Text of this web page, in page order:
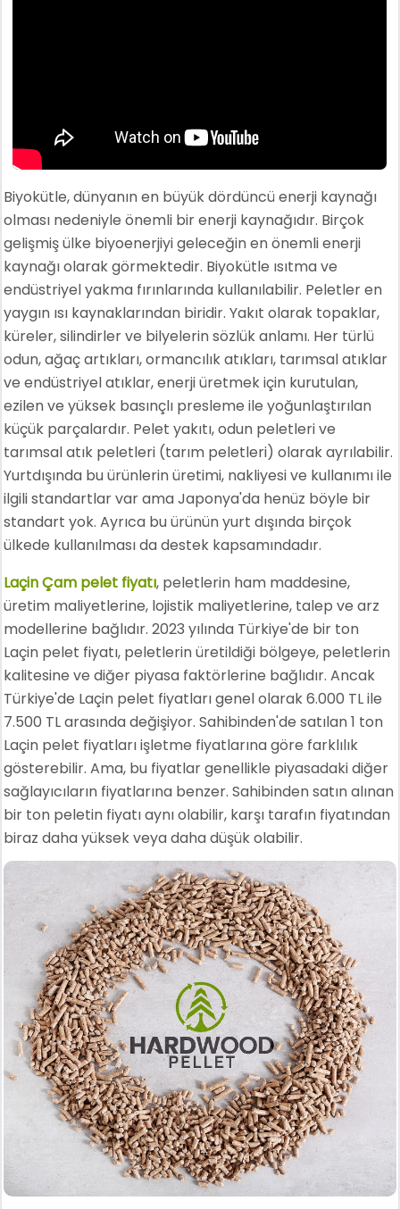
Biyokütle, dünyanın en büyük dördüncü enerji kaynağı
olması nedeniyle önemli bir enerji kaynağıdır. Birçok
gelişmiş ülke biyoenerjiyi geleceğin en önemli enerji
kaynağı olarak görmektedir. Biyokütle ısıtma ve
endüstriyel yakma fırınlarında kullanılabilir. Peletler en
yaygın ısı kaynaklarından biridir. Yakıt olarak topaklar,
küreler, silindirler ve bilyelerin sözlük anlamı. Her türlü
odun, ağaç artıkları, ormancılık atıkları, tarımsal atıklar
ve endüstriyel atıklar, enerji üretmek için kurutulan,
ezilen ve yüksek basınçlı presleme ile yoğunlaştırılan
küçük parçalardır. Pelet yakıtı, odun peletleri ve
tarımsal atık peletleri (tarım peletleri) olarak ayrılabilir.
Yurtdışında bu ürünlerin üretimi, nakliyesi ve kullanımı ile
ilgili standartlar var ama Japonya'da henüz böyle bir
standart yok. Ayrıca bu ürünün yurt dışında birçok
ülkede kullanılması da destek kapsamındadır.
Laçin Çam pelet fiyatı, peletlerin ham maddesine,
üretim maliyetlerine, lojistik maliyetlerine, talep ve arz
modellerine bağlıdır. 2023 yılında Türkiye'de bir ton
Laçin pelet fiyatı, peletlerin üretildiği bölgeye, peletlerin
kalitesine ve diğer piyasa faktörlerine bağlıdır. Ancak
Türkiye'de Laçin pelet fiyatları genel olarak 6.000 TL ile
7.500 TL arasında değişiyor. Sahibinden'de satılan 1 ton
Laçin pelet fiyatları işletme fiyatlarına göre farklılık
gösterebilir. Ama, bu fiyatlar genellikle piyasadaki diğer
sağlayıcıların fiyatlarına benzer. Sahibinden satın alınan
bir ton peletin fiyatı aynı olabilir, karşı tarafın fiyatından
biraz daha yüksek veya daha düşük olabilir.